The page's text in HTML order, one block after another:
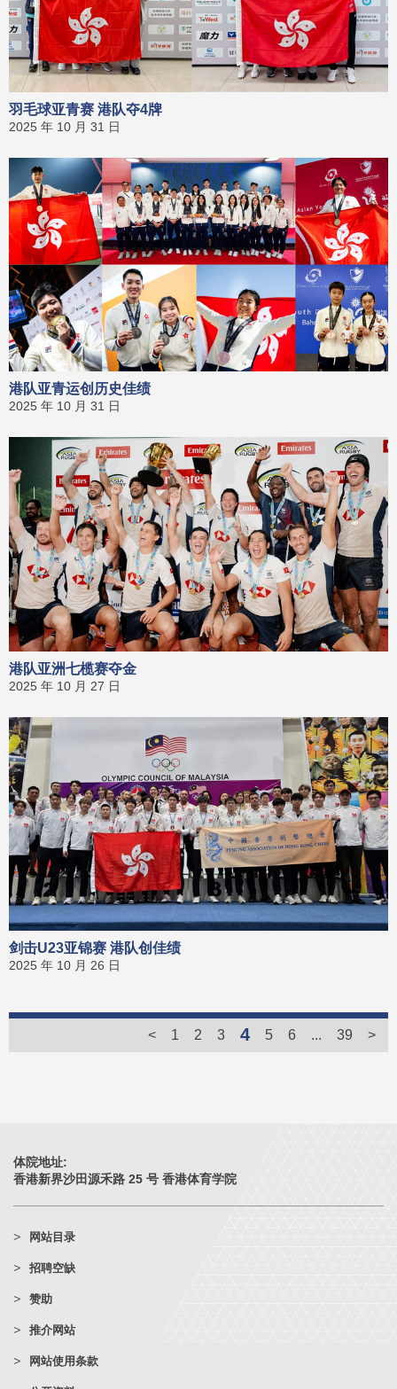
羽毛球亚青赛 港队夺4牌
2025 年 10 月 31 日
港队亚青运创历史佳绩
2025 年 10 月 31 日
港队亚洲七榄赛夺金
2025 年 10 月 27 日
剑击U23亚锦赛 港队创佳绩
2025 年 10 月 26 日
< 1 2 3 4 5 6 ... 39 >
体院地址:
香港新界沙田源禾路 25 号 香港体育学院
网站目录
招聘空缺
赞助
推介网站
网站使用条款